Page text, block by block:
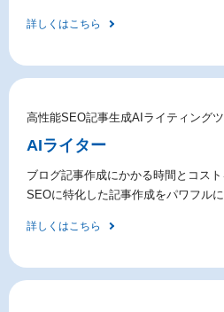
詳しくはこちら
高性能SEO記事生成AIライティング
AIライター
ブログ記事作成にかかる時間とコス
SEOに特化した記事作成をパワフルに
詳しくはこちら